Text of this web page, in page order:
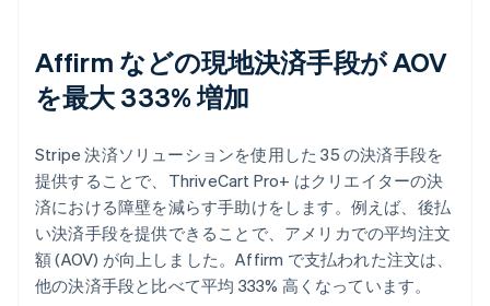
Affirm などの現地決済手段が AOV
を最大 333% 増加
Stripe 決済ソリューションを使用した 35 の決済手段を
提供することで、ThriveCart Pro+ はクリエイターの決
済における障壁を減らす手助けをします。例えば、後払
い決済手段を提供できることで、アメリカでの平均注文
額 (AOV) が向上しました。Affirm で支払われた注文は、
他の決済手段と比べて平均 333% 高くなっています。